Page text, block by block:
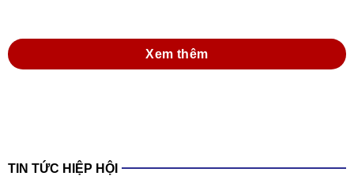
Xem thêm
TIN TỨC HIỆP HỘI